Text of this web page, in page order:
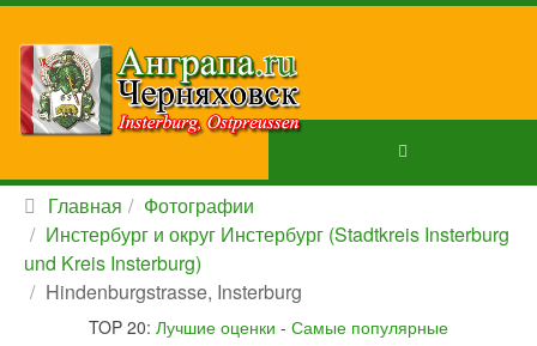
Главная
Фотографии
Инстербург и округ Инстербург (Stadtkreis Insterburg
und Kreis Insterburg)
Hindenburgstrasse, Insterburg
TOP 20: Лучшие оценки - Самые популярные